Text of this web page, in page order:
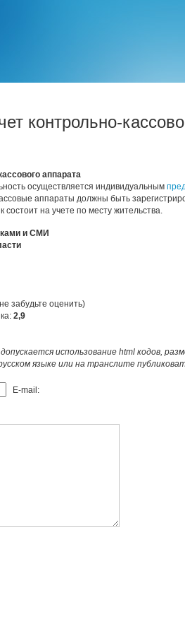
контрольно-
аппарата
осуществляется индивидуальным
аппараты должны быть
состоит на учете по месту жительства.
и СМИ
забудьте оценить)
2,9
использование html кодов,
языке или на транслите
E-mail: